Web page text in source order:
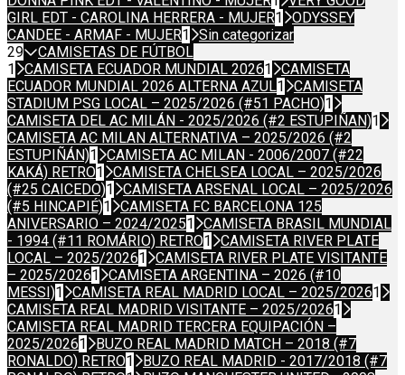
GIRL EDT - CAROLINA HERRERA - MUJER1
ODYSSEY
CANDEE - ARMAF - MUJER1
Sin categorizar
29
CAMISETAS DE FÚTBOL
1
CAMISETA ECUADOR MUNDIAL 20261
CAMISETA
ECUADOR MUNDIAL 2026 ALTERNA AZUL1
CAMISETA
STADIUM PSG LOCAL – 2025/2026 (#51 PACHO)1
CAMISETA DEL AC MILÁN - 2025/2026 (#2 ESTUPIÑAN)1
CAMISETA AC MILAN ALTERNATIVA – 2025/2026 (#2
ESTUPIÑÁN)1
CAMISETA AC MILAN - 2006/2007 (#22
KAKÁ) RETRO1
CAMISETA CHELSEA LOCAL – 2025/2026
(#25 CAICEDO)1
CAMISETA ARSENAL LOCAL – 2025/2026
(#5 HINCAPIÉ)1
CAMISETA FC BARCELONA 125
ANIVERSARIO – 2024/20251
CAMISETA BRASIL MUNDIAL
- 1994 (#11 ROMÁRIO) RETRO1
CAMISETA RIVER PLATE
LOCAL – 2025/20261
CAMISETA RIVER PLATE VISITANTE
– 2025/20261
CAMISETA ARGENTINA – 2026 (#10
MESSI)1 CAMISETA REAL MADRID LOCAL – 2025/20261
CAMISETA REAL MADRID VISITANTE – 2025/20261
CAMISETA REAL MADRID TERCERA EQUIPACIÓN –
2025/20261
BUZO REAL MADRID MATCH – 2018 (#7
RONALDO) RETRO1
BUZO REAL MADRID - 2017/2018 (#7